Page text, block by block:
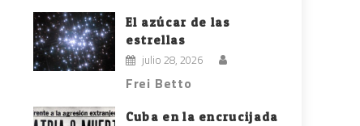
El azúcar de las
estrellas
julio 28, 2026
Frei Betto
Cuba en la encrucijada